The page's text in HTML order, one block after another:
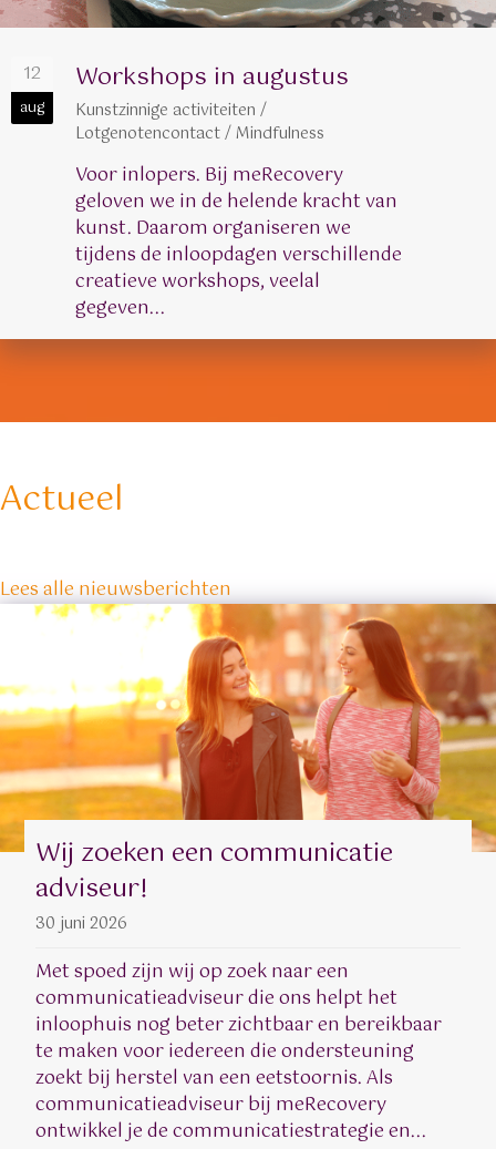
12
aug
Workshops in augustus
Kunstzinnige activiteiten /
Lotgenotencontact/Mindfulness
Voor inlopers. Bij meRecovery
geloven we in de helende kracht van
kunst. Daarom organiseren we
tijdens de inloopdagen verschillende
creatieve workshops, veelal
gegeven...
Actueel
Lees alle nieuwsberichten
Wij zoeken een communicatie
adviseur!
30 juni 2026
Met spoed zijn wij op zoek naar een
communicatieadviseur die ons helpt het
inloophuis nog beter zichtbaar en bereikbaar
te maken voor iedereen die ondersteuning
zoekt bij herstel van een eetstoornis. Als
communicatieadviseur bij meRecovery
ontwikkel je de communicatiestrategie en...